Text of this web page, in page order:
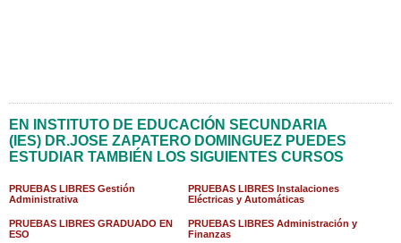
EN INSTITUTO DE EDUCACIÓN SECUNDARIA
(IES) DR.JOSE ZAPATERO DOMINGUEZ PUEDES
ESTUDIAR TAMBIÉN LOS SIGUIENTES CURSOS
PRUEBAS LIBRES Gestión
Administrativa
PRUEBAS LIBRES Instalaciones
Eléctricas y Automáticas
PRUEBAS LIBRES GRADUADO EN
ESO
PRUEBAS LIBRES Administración y
Finanzas